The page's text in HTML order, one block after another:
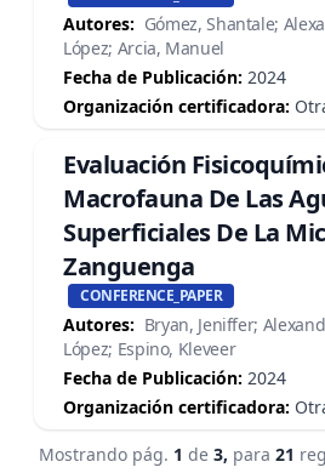
Autores: Gómez, Shantale;
López; Arcia, Manuel
Fecha de Publicación: 2024
Organización certificadora:
Evaluación
Macrofauna De Las
Superficiales De La
Zanguenga
CONFERENCE_PAPER
Autores: Bryan, Jeniffer;
López; Espino, Kleveer
Fecha de Publicación: 2024
Organización certificadora:
Mostrando pág. 1 de 3, para 21